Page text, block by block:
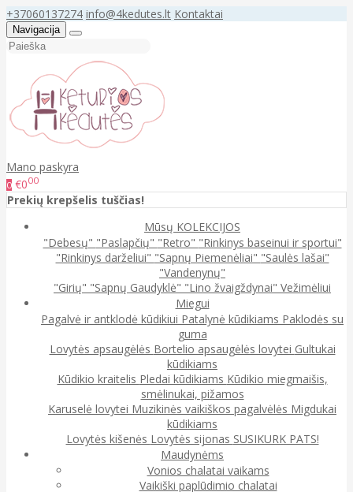
+37060137274 info@4kedutes.lt Kontaktai
Navigacija
Mano paskyra
0 €000
Prekių krepšelis tuščias!
Mūsų KOLEKCIJOS
"Debesų" "Paslapčių" "Retro" "Rinkinys baseinui ir sportui"
"Rinkinys darželiui" "Sapnų Piemenėliai" "Saulės lašai"
"Vandenynų"
"Girių" "Sapnų Gaudyklė" "Lino žvaigždynai" Vežimėliui
Miegui
Pagalvė ir antklodė kūdikiui Patalynė kūdikiams Paklodės su
guma
Lovytės apsaugėlės Bortelio apsaugėlės lovytei Gultukai
kūdikiams
Kūdikio kraitelis Pledai kūdikiams Kūdikio miegmaišis,
smėlinukai, pižamos
Karuselė lovytei Muzikinės vaikiškos pagalvėlės Migdukai
kūdikiams
Lovytės kišenės Lovytės sijonas SUSIKURK PATS!
Maudynėms
Vonios chalatai vaikams
Vaikiški paplūdimio chalatai